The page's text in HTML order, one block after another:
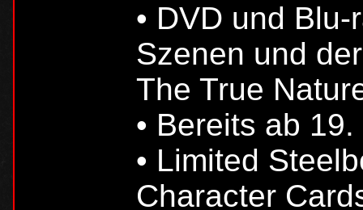
• DVD und
Szenen und
The True
• Bereits ab
• Limited
Character